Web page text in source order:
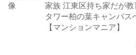
家族 江東区持ち家だが
タワー柏の葉キャンパス
【マンションマニア】